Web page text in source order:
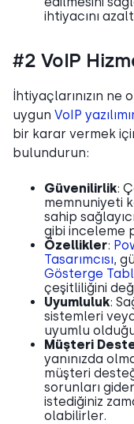
ihtiyacını
#2 VoIP
İhtiyaçlarınızın
uygun VoIP
bir karar vermek
bulundurun:
Güvenilirlik:
memnuniyeti
sahip
gibi inceleme
Özellikler:
Tasarımcısı,
Gösterge
çeşitliliğini
Uyumluluk:
sistemleri
uyumlu
Müşteri
yanınızda
müşteri
sorunları
istediğiniz
olabilirler.